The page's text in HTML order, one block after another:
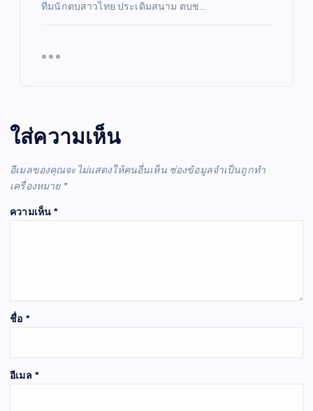
ทีมนักตบสาวไทย ประเดิมสนาม ตบช…
ใส่ความเห็น
อีเมลของคุณจะไม่แสดงให้คนอื่นเห็น ช่องข้อมูลจำเป็นถูกทำ
เครื่องหมาย *
ความเห็น *
ชื่อ *
อีเมล *